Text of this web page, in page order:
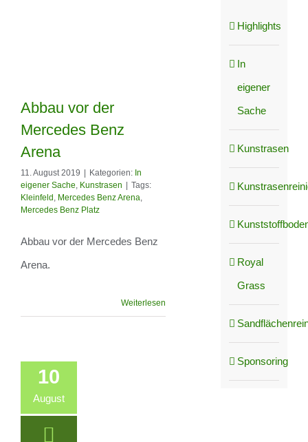
Abbau vor der
Mercedes Benz
Arena
Abbau vor der
Mercedes Benz
Arena
11. August 2019 Kategorien: In
eigener Sache, Kunstrasen
Tags:
Kleinfeld , Mercedes Benz Arena,
Mercedes Benz Platz
Abbau vor der Mercedes Benz
Arena.
Weiterlesen
10
August
Highlights
In
eigener
Sache
Kunstrasen
Royal
Grass
Sponsoring